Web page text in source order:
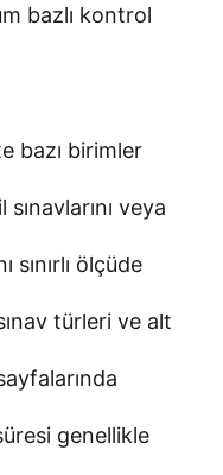
bazlı kontrol
bazı birimler
veya
sınırlı ölçüde
türleri ve alt
genellikle